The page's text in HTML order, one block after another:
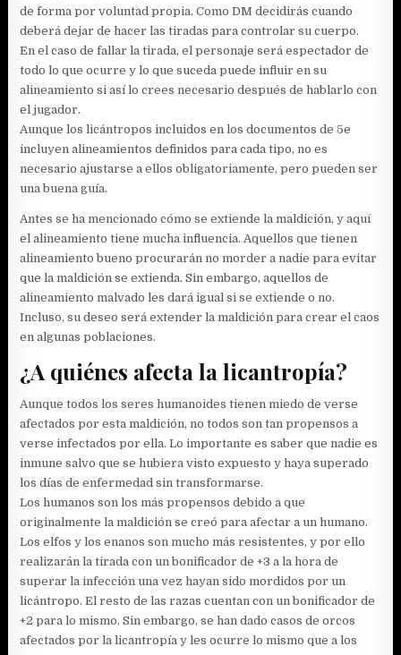
de forma por voluntad propia. Como DM decidirás cuando
deberá dejar de hacer las tiradas para controlar su cuerpo.
En el caso de fallar la tirada, el personaje será espectador de
todo lo que ocurre y lo que suceda puede influir en su
alineamiento si así lo crees necesario después de hablarlo con
el jugador.
Aunque los licántropos incluidos en los documentos de 5e
incluyen alineamientos definidos para cada tipo, no es
necesario ajustarse a ellos obligatoriamente, pero pueden ser
una buena guía.
Antes se ha mencionado cómo se extiende la maldición, y aquí
el alineamiento tiene mucha influencia. Aquellos que tienen
alineamiento bueno procurarán no morder a nadie para evitar
que la maldición se extienda. Sin embargo, aquellos de
alineamiento malvado les dará igual si se extiende o no.
Incluso, su deseo será extender la maldición para crear el caos
en algunas poblaciones.
¿A quiénes afecta la licantropía?
Aunque todos los seres humanoides tienen miedo de verse
afectados por esta maldición, no todos son tan propensos a
verse infectados por ella. Lo importante es saber que nadie es
inmune salvo que se hubiera visto expuesto y haya superado
los días de enfermedad sin transformarse.
Los humanos son los más propensos debido a que
originalmente la maldición se creó para afectar a un humano.
Los elfos y los enanos son mucho más resistentes, y por ello
realizarán la tirada con un bonificador de +3 a la hora de
superar la infección una vez hayan sido mordidos por un
licántropo. El resto de las razas cuentan con un bonificador de
+2 para lo mismo. Sin embargo, se han dado casos de orcos
afectados por la licantropía y les ocurre lo mismo que a los